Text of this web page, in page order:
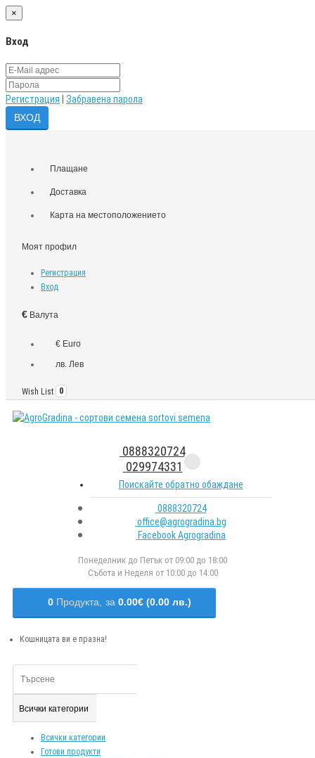
×
Вход
Регистрация Забравена парола
Плащане
Доставка
Карта на местоположението
Моят профил
Регистрация
Вход
€ Валута
€ Euro
лв. Лев
Wish List 0
0888320724
029974331
Поискайте обратно обаждане
0888320724
office@agrogradina.bg
Facebook Agrogradina
Понеделник до Петък от 09:00 до 18:00
Събота и Неделя от 10:00 до 14:00
0 Продукта, за 0.00€ (0.00 лв.)
Кошницата ви е празна!
Всички категории
Всички категории
Готови продукти